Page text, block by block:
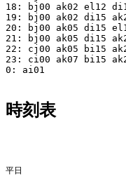
18: bj00 ak02 el12
19: bj00 ak02 di15
20: bj00 ak05 di15
21: bj00 ak05 di15
22: cj00 ak05 bi15
23: ci00 ak07 bi15
0: ai01
時刻表
平日